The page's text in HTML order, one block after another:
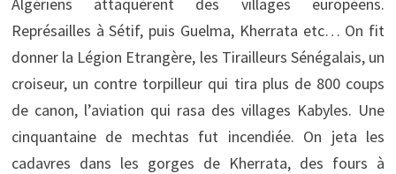
Représailles à Sétif, puis Guelma, Kherrata etc… On fit
donner la Légion Etrangère, les Tirailleurs Sénégalais, un
croiseur, un contre torpilleur qui tira plus de 800 coups
de canon, l’aviation qui rasa des villages Kabyles. Une
cinquantaine de mechtas fut incendiée. On jeta les
cadavres dans les gorges de Kherrata, des fours à